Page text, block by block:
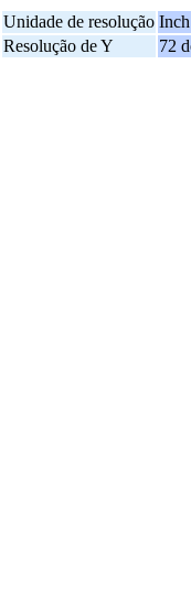
Unidade de resolução Inch
Resolução de Y 72